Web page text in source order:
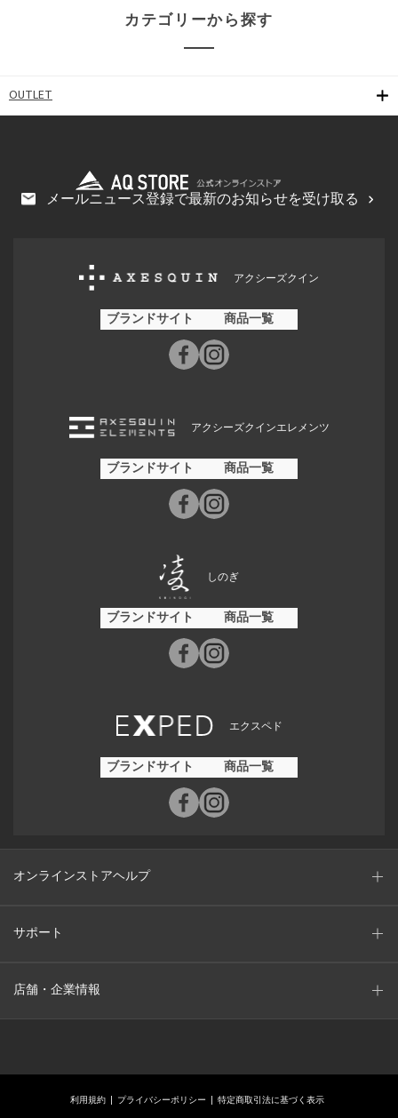
カテゴリーから探す
OUTLET
メールニュース登録で最新のお知らせを受け取る
アクシーズクイン
ブランドサイト 商品一覧
アクシーズクインエレメンツ
ブランドサイト 商品一覧
しのぎ
ブランドサイト 商品一覧
エクスペド
ブランドサイト 商品一覧
オンラインストアヘルプ
サポート
店舗・企業情報
利用規約 プライバシーポリシー 特定商取引法に基づく表示